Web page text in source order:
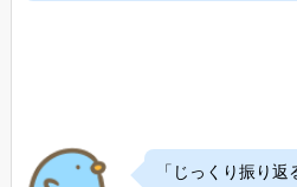
「じっくり振り